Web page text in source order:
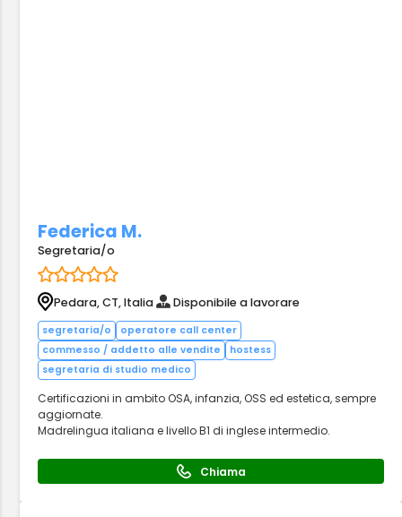
Federica M.
Segretaria/o
Pedara, CT, Italia Disponibile a lavorare
segretaria/o
operatore call center
commesso / addetto alle vendite
hostess
segretaria di studio medico
Certificazioni in ambito OSA, infanzia, OSS ed estetica, sempre
aggiornate.
Madrelingua italiana e livello B1 di inglese intermedio.
Chiama